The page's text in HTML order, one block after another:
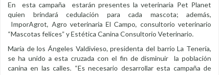
En esta campaña estarán presentes la veterinaria Pet Planet
quien brindará cedulación para cada mascota; además,
ImporAgrot, Agro veterinaria El Campo, consultorio veterinario
“Mascotas felices” y Estética Canina Consultorio Veterinario.
María de los Ángeles Valdivieso, presidenta del barrio La Tenería,
se ha unido a esta cruzada con el fin de disminuir la población
canina en las calles. “Es necesario desarrollar esta campaña de